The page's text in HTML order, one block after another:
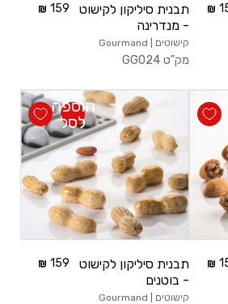
תבנית סיליקון לקישוט
- מנדרינה
קישוטים | Gourmand
מק"ט GG024
159
תבנית סיליקון לקישוט
- בוטנים
קישוטים | Gourmand
159
הוספה
לסל